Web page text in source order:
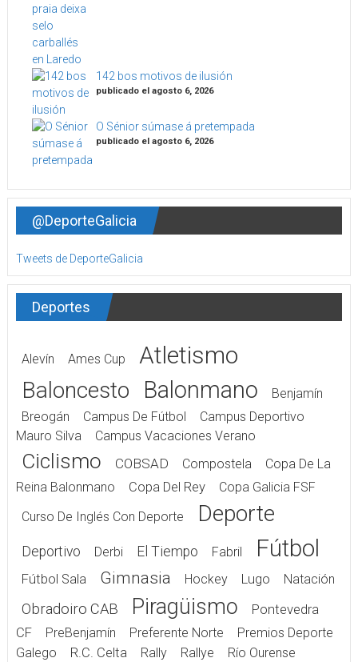
142 bos motivos de ilusión
publicado el agosto 6, 2026
O Sénior súmase á pretempada
publicado el agosto 6, 2026
@DeporteGalicia
Tweets de DeporteGalicia
Deportes
Alevín Ames Cup Atletismo
Baloncesto Balonmano
Benjamín
Breogán
Campus De Fútbol
Campus Deportivo
Mauro Silva
Campus Vacaciones Verano
Ciclismo COBSAD Compostela
Copa De La
Reina Balonmano
Copa Del Rey
Copa Galicia FSF
Curso De Inglés Con Deporte
Deporte
Deportivo Derbi El Tiempo Fabril Fútbol
Fútbol Sala Gimnasia Hockey Lugo Natación
Obradoiro CAB Piragüismo
Pontevedra
CF
PreBenjamín Preferente Norte
Premios Deporte
Galego
R.C. Celta Rally Rallye
Río Ourense